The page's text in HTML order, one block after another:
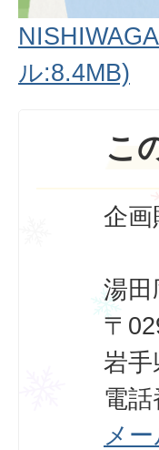
ル:8.4MB)
こ
企画
湯田
〒
岩手
電
メ